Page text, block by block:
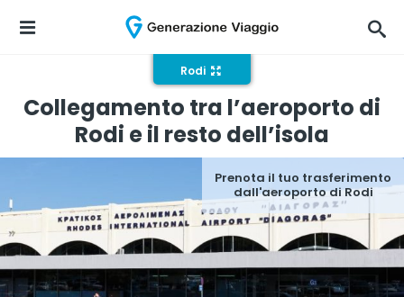
Rodi
Collegamento tra l’aeroporto di
Rodi e il resto dell’isola
Prenota il tuo trasferimento
dall'aeroporto di Rodi